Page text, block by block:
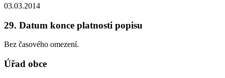
03.03.2014
29. Datum konce platnosti popisu
Bez časového omezení.
Úřad obce